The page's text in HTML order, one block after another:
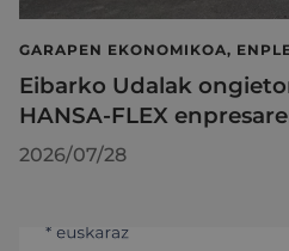
GARAPEN EKONOMIKOA,
Eibarko Udalak
HANSA-FLEX
2026/07/28